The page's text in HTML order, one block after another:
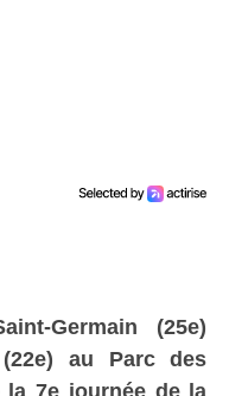
Germain (25e)
(22e) au Parc des
7e journée de la